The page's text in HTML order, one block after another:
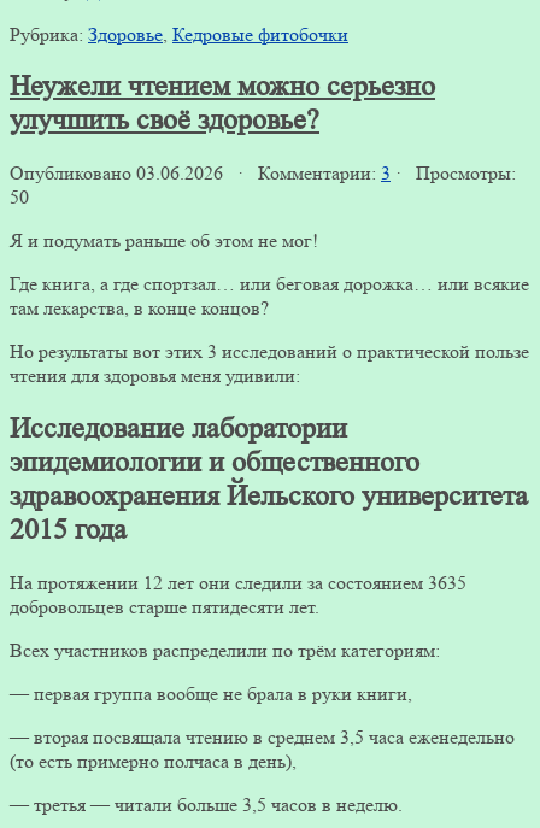
Рубрика: Здоровье Кедровые фитобочки
Неужели чтением можно серьезно
улучшить своё здоровье?
Опубликовано 03.06.2026 · Комментарии: 3 · Просмотры:
50
Я и подумать раньше об этом не мог!
Где книга, а где спортзал… или беговая дорожка… или всякие
там лекарства, в конце концов?
Но результаты вот этих 3 исследований о практической пользе
чтения для здоровья меня удивили:
Исследование лаборатории
эпидемиологии и общественного
здравоохранения Йельского университета
2015 года
На протяжении 12 лет они следили за состоянием 3635
добровольцев старше пятидесяти лет.
Всех участников распределили по трём категориям:
— первая группа вообще не брала в руки книги,
— вторая посвящала чтению в среднем 3,5 часа еженедельно
(то есть примерно полчаса в день),
— третья — читали больше 3,5 часов в неделю.